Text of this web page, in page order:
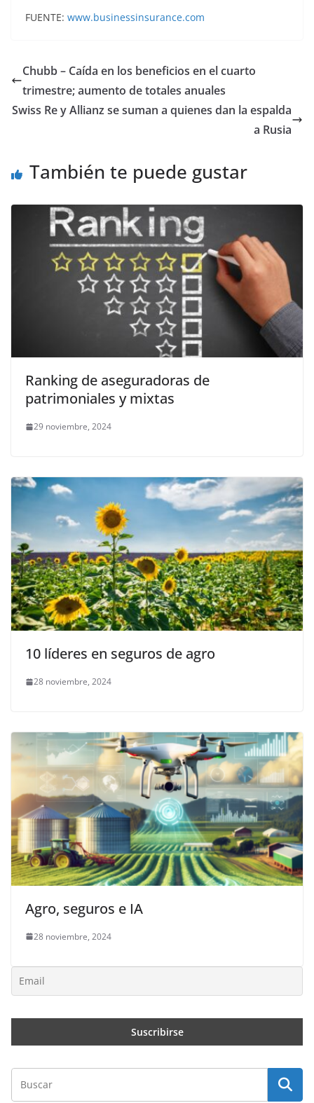
FUENTE: www.businessinsurance.com
Chubb – Caída en los beneficios en el cuarto
trimestre; aumento de totales anuales
Swiss Re y Allianz se suman a quienes dan la espalda
a Rusia
También te puede gustar
Ranking de aseguradoras de
patrimoniales y mixtas
29 noviembre, 2024
10 líderes en seguros de agro
28 noviembre, 2024
Agro, seguros e IA
28 noviembre, 2024